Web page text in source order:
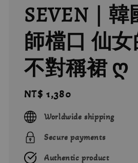
SEVEN｜
師檔口 仙
不對稱裙 ღ
Regular
price
NT$ 1,380
Worldwide shipping
Secure payments
Authentic product